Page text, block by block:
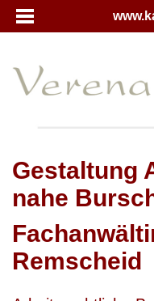
Gestaltung
nahe
Remscheid